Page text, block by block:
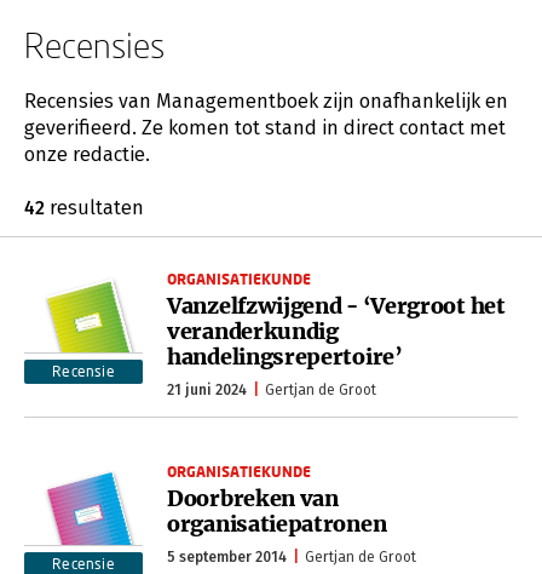
Recensies
Recensies van Managementboek zijn onafhankelijk en
geverifieerd. Ze komen tot stand in direct contact met
onze redactie.
42 resultaten
Recensie
ORGANISATIEKUNDE
Vanzelfzwijgend - ‘Vergroot het
veranderkundig
handelingsrepertoire’
21 juni 2024 Gertjan de Groot
Recensie
ORGANISATIEKUNDE
Doorbreken van
organisatiepatronen
5 september 2014 Gertjan de Groot